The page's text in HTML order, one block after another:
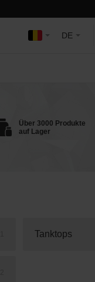
DE
Über 3000 Produkte
auf Lager
Tanktops